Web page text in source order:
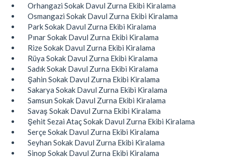
Orhangazi Sokak Davul Zurna Ekibi Kiralama
Osmangazi Sokak Davul Zurna Ekibi Kiralama
Park Sokak Davul Zurna Ekibi Kiralama
Pınar Sokak Davul Zurna Ekibi Kiralama
Rize Sokak Davul Zurna Ekibi Kiralama
Rüya Sokak Davul Zurna Ekibi Kiralama
Sadık Sokak Davul Zurna Ekibi Kiralama
Şahin Sokak Davul Zurna Ekibi Kiralama
Sakarya Sokak Davul Zurna Ekibi Kiralama
Samsun Sokak Davul Zurna Ekibi Kiralama
Savaş Sokak Davul Zurna Ekibi Kiralama
Şehit Sezai Ataç Sokak Davul Zurna Ekibi Kiralama
Serçe Sokak Davul Zurna Ekibi Kiralama
Seyhan Sokak Davul Zurna Ekibi Kiralama
Sinop Sokak Davul Zurna Ekibi Kiralama